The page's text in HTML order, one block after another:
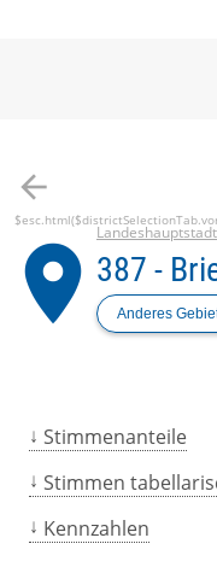
arrow_back
place387 -
Anderes
Stimmenanteile
Stimmen
Kennzahlen